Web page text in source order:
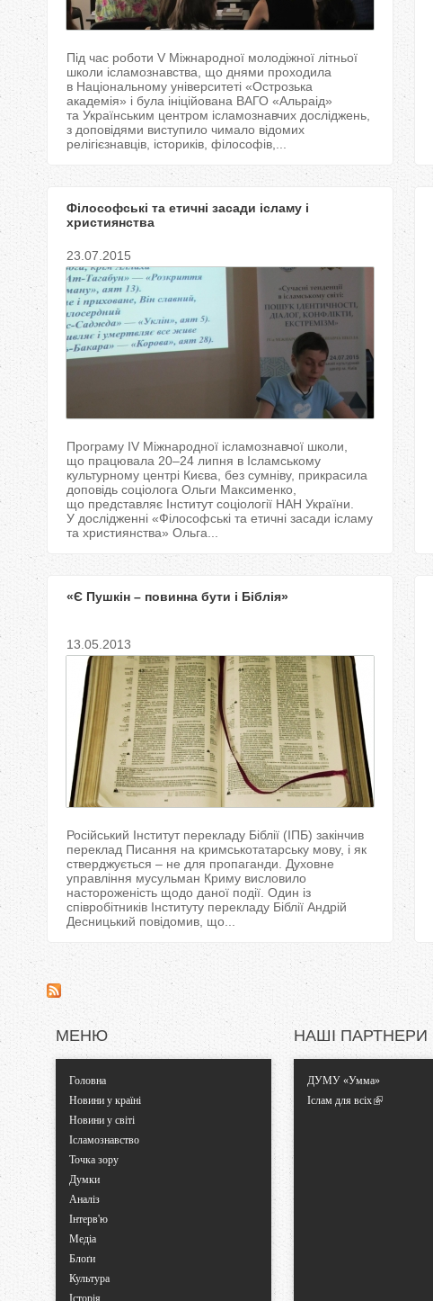
Під час роботи V Міжнародної молодіжної літньої
школи ісламознавcтва, що днями проходила
в Національному університеті «Острозька
академія» і була ініційована ВАГО «Альраід»
та Українським центром ісламознавчих досліджень,
з доповідями виступило чимало відомих
релігієзнавців, істориків, філософів,...
Філософські та етичні засади ісламу і
християнства
23.07.2015
Програму IV Міжнародної ісламознавчої школи,
що працювала 20‒24 липня в Ісламському
культурному центрі Києва, без сумніву, прикрасила
доповідь соціолога Ольги Максименко,
що представляє Інститут соціології НАН України.
У дослідженні «Філософські та етичні засади ісламу
та християнства» Ольга...
«Є Пушкін – повинна бути і Біблія»
13.05.2013
Російський Інститут перекладу Біблії (ІПБ) закінчив
переклад Писання на кримськотатарську мову, і як
стверджується – не для пропаганди. Духовне
управління мусульман Криму висловило
настороженість щодо даної події. Один із
співробітників Інституту перекладу Біблії Андрій
Десницький повідомив, що...
МЕНЮ
Головна
Новини у країні
Новини у світі
Ісламознавство
Точка зору
Думки
Аналіз
Інтерв'ю
Медіа
Блоґи
Культура
Історія
НАШІ ПАРТНЕРИ
ДУМУ «Умма»
Іслам для всіх